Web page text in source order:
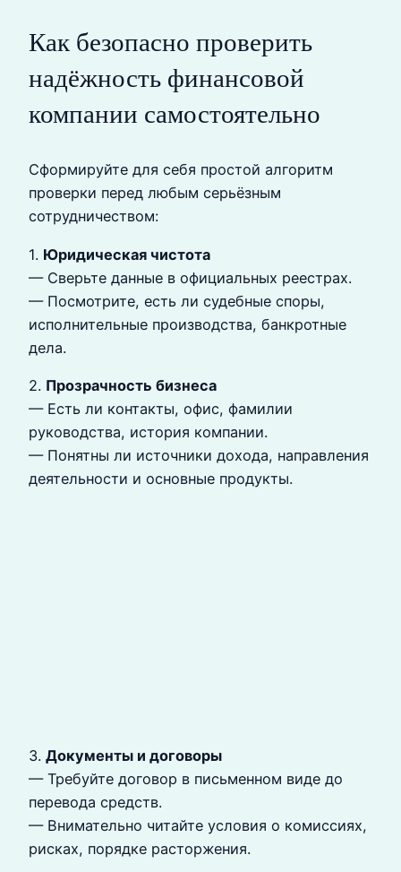
Как безопасно проверить
надёжность финансовой
компании самостоятельно
Сформируйте для себя простой алгоритм
проверки перед любым серьёзным
сотрудничеством:
1. Юридическая чистота
— Сверьте данные в официальных реестрах.
— Посмотрите, есть ли судебные споры,
исполнительные производства, банкротные
дела.
2. Прозрачность бизнеса
— Есть ли контакты, офис, фамилии
руководства, история компании.
— Понятны ли источники дохода, направления
деятельности и основные продукты.
3. Документы и договоры
— Требуйте договор в письменном виде до
перевода средств.
— Внимательно читайте условия о комиссиях,
рисках, порядке расторжения.